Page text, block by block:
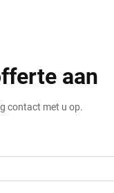
aan
contact met u op.